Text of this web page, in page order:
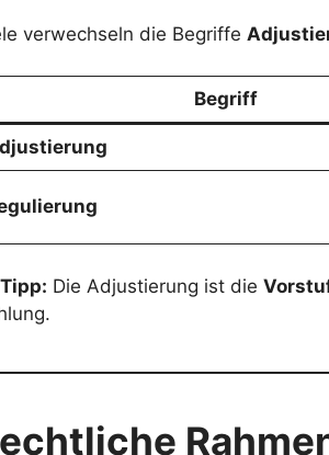
verwechseln die Begriffe
Begriff
Tipp: Die Adjustierung ist die